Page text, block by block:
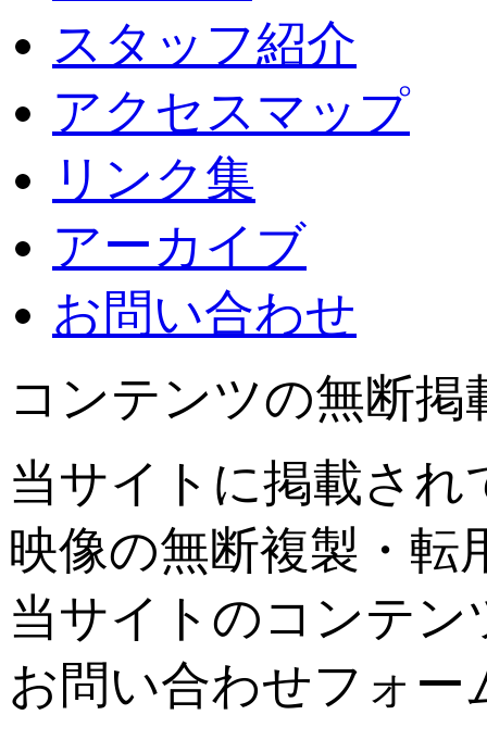
スタッフ紹介
アクセスマップ
リンク集
アーカイブ
お問い合わせ
コンテンツの無断
当サイトに掲載され
映像の無断複製・転
当サイトのコンテ
お問い合わせフォ